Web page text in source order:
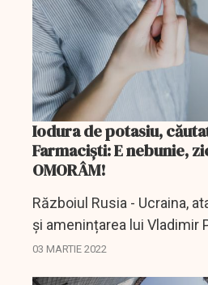
Iodura de potasiu,
Farmaciști: E nebunie,
OMORÂM!
Războiul Rusia - Ucraina,
și amenințarea lui Vladimir
privește butonul roșu și
03 MARTIE 2022